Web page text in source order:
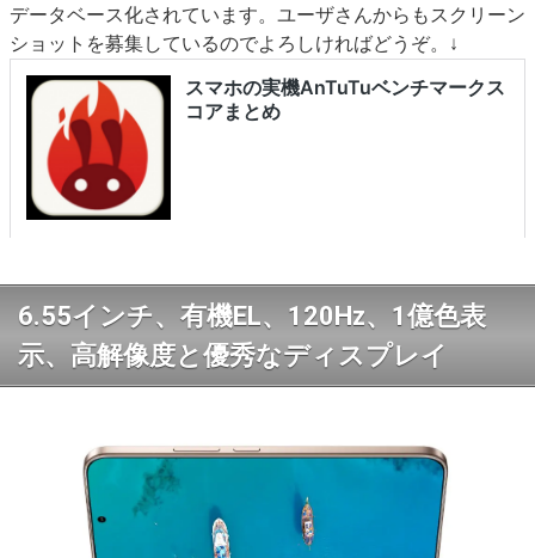
データベース化されています。ユーザさんからもスクリーン
ショットを募集しているのでよろしければどうぞ。↓
6.55インチ、有機EL、120Hz、1億色表
示、高解像度と優秀なディスプレイ